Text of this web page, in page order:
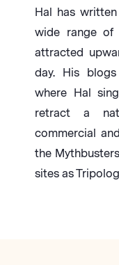
Hal has
wide range of
attracted
day. His
where Hal
retract a
commercial
the
sites as